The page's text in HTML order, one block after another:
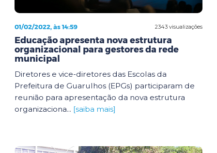
2343 visualizações
01/02/2022, às 14:59
Educação apresenta nova estrutura
organizacional para gestores da rede
municipal
Diretores e vice-diretores das Escolas da
Prefeitura de Guarulhos (EPGs) participaram de
reunião para apresentação da nova estrutura
organizaciona... [saiba mais]